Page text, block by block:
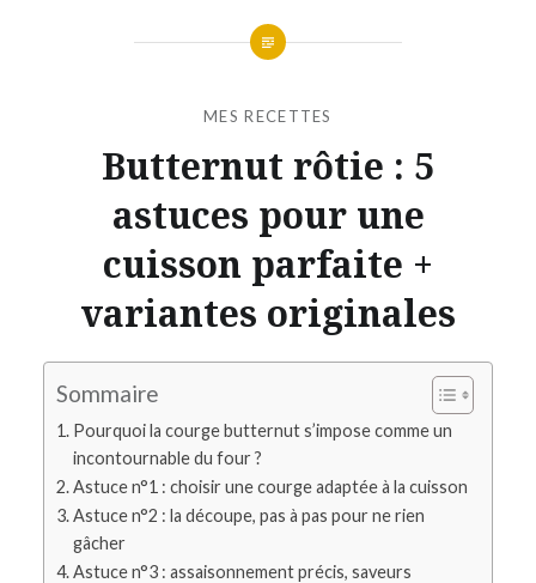
MES RECETTES
Butternut rôtie : 5
astuces pour une
cuisson parfaite +
variantes originales
Sommaire
Pourquoi la courge butternut s’impose comme un
incontournable du four ?
Astuce n°1 : choisir une courge adaptée à la cuisson
Astuce n°2 : la découpe, pas à pas pour ne rien
gâcher
Astuce n°3 : assaisonnement précis, saveurs